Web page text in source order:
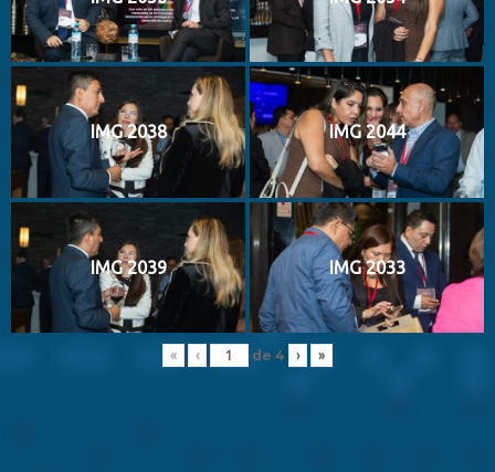
IMG 2038 IMG 2044
IMG 2039 IMG 2033
« ‹ de 4 › »